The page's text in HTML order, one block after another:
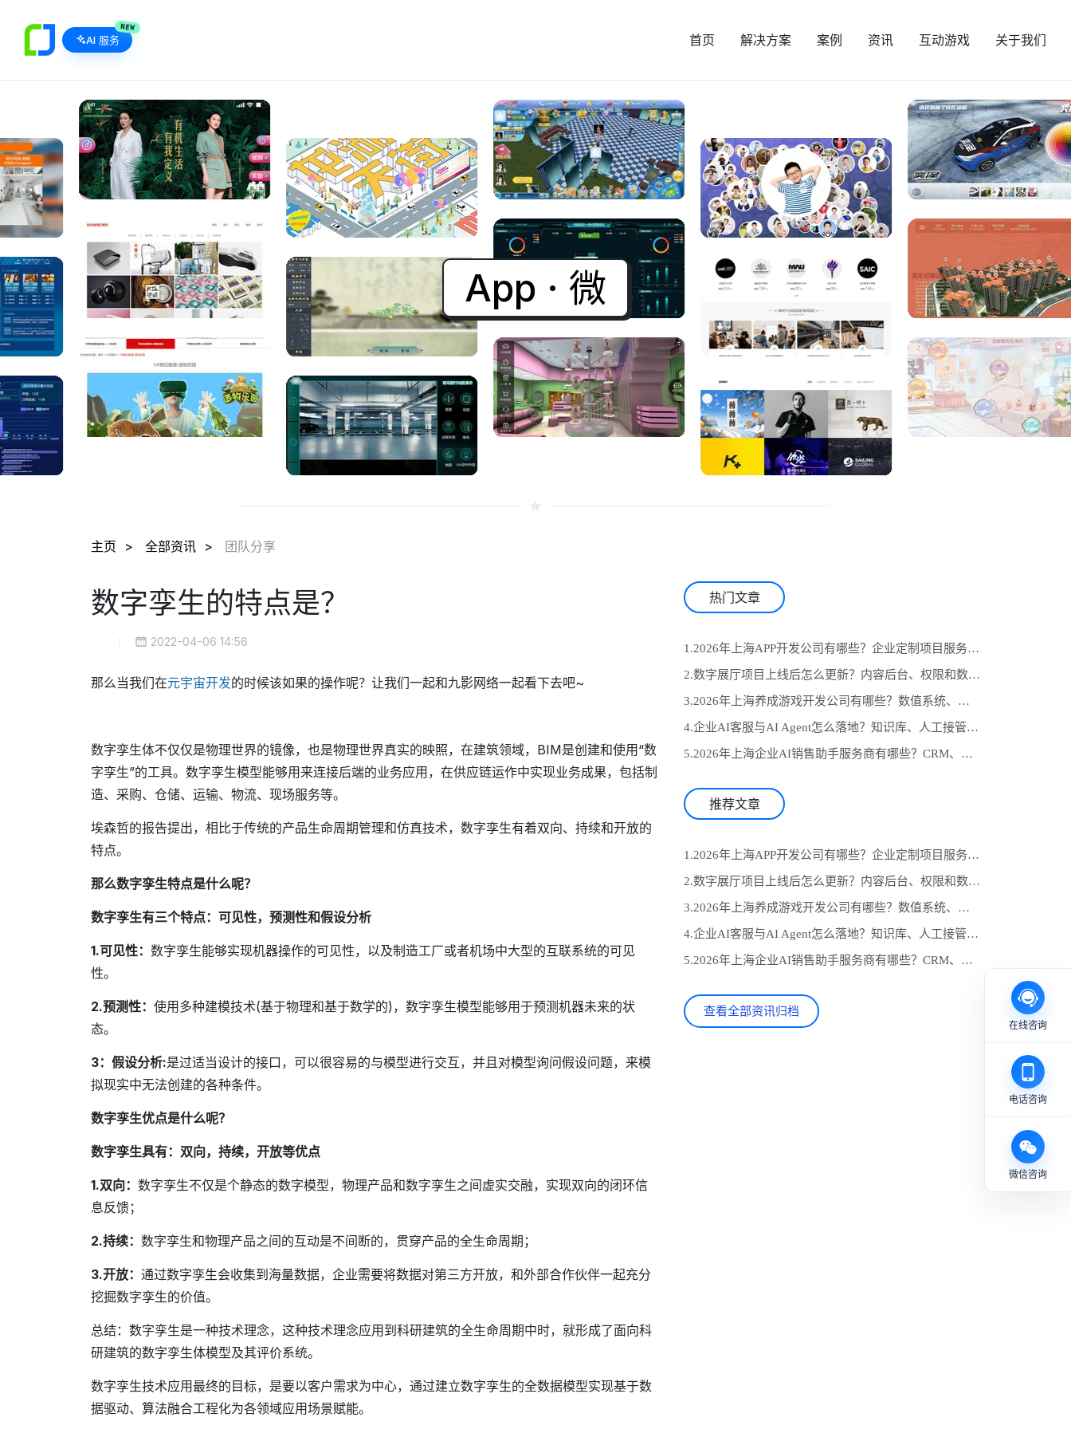
AI 服务
NEW
首页 解决方案 案例 资讯 互动游戏 关于我们
XR云展
主页 全部资讯 团队分享
数字孪生的特点是？
2022-04-06 14:56
那么当我们在元宇宙开发的时候该如果的操作呢？让我们一起和九影网络一起看下去吧~
数字孪生体不仅仅是物理世界的镜像，也是物理世界真实的映照，在建筑领域，BIM是创建和使用“数
字孪生”的工具。数字孪生模型能够用来连接后端的业务应用，在供应链运作中实现业务成果，包括制
造、采购、仓储、运输、物流、现场服务等。
埃森哲的报告提出，相比于传统的产品生命周期管理和仿真技术，数字孪生有着双向、持续和开放的
特点。
那么数字孪生特点是什么呢？
数字孪生有三个特点：可见性，预测性和假设分析
1.可见性： 数字孪生能够实现机器操作的可见性，以及制造工厂或者机场中大型的互联系统的可见
性。
2.预测性： 使用多种建模技术(基于物理和基于数学的)，数字孪生模型能够用于预测机器未来的状
态。
3：假设分析:是过适当设计的接口，可以很容易的与模型进行交互，并且对模型询问假设问题，来模
拟现实中无法创建的各种条件。
数字孪生优点是什么呢？
数字孪生具有：双向，持续，开放等优点
1.双向： 数字孪生不仅是个静态的数字模型，物理产品和数字孪生之间虚实交融，实现双向的闭环信
息反馈；
2.持续： 数字孪生和物理产品之间的互动是不间断的，贯穿产品的全生命周期；
3.开放： 通过数字孪生会收集到海量数据，企业需要将数据对第三方开放，和外部合作伙伴一起充分
挖掘数字孪生的价值。
总结：数字孪生是一种技术理念，这种技术理念应用到科研建筑的全生命周期中时，就形成了面向科
研建筑的数字孪生体模型及其评价系统。
数字孪生技术应用最终的目标，是要以客户需求为中心，通过建立数字孪生的全数据模型实现基于数
据驱动、算法融合工程化为各领域应用场景赋能。
热门文章
1.2026年上海APP开发公司有哪些？企业定制项目服务商推荐与选型参考
2.数字展厅项目上线后怎么更新？内容后台、权限和数据统计设计
3.2026年上海养成游戏开发公司有哪些？数值系统、任务线与长期运营怎么选
4.企业AI客服与AI Agent怎么落地？知识库、人工接管和业务系统对接流程
5.2026年上海企业AI销售助手服务商有哪些？CRM、知识库与自动跟进怎么选
推荐文章
1.2026年上海APP开发公司有哪些？企业定制项目服务商推荐与选型参考
2.数字展厅项目上线后怎么更新？内容后台、权限和数据统计设计
3.2026年上海养成游戏开发公司有哪些？数值系统、任务线与长期运营怎么选
4.企业AI客服与AI Agent怎么落地？知识库、人工接管和业务系统对接流程
5.2026年上海企业AI销售助手服务商有哪些？CRM、知识库与自动跟进怎么选
查看全部资讯归档
在线咨询
电话咨询
微信咨询